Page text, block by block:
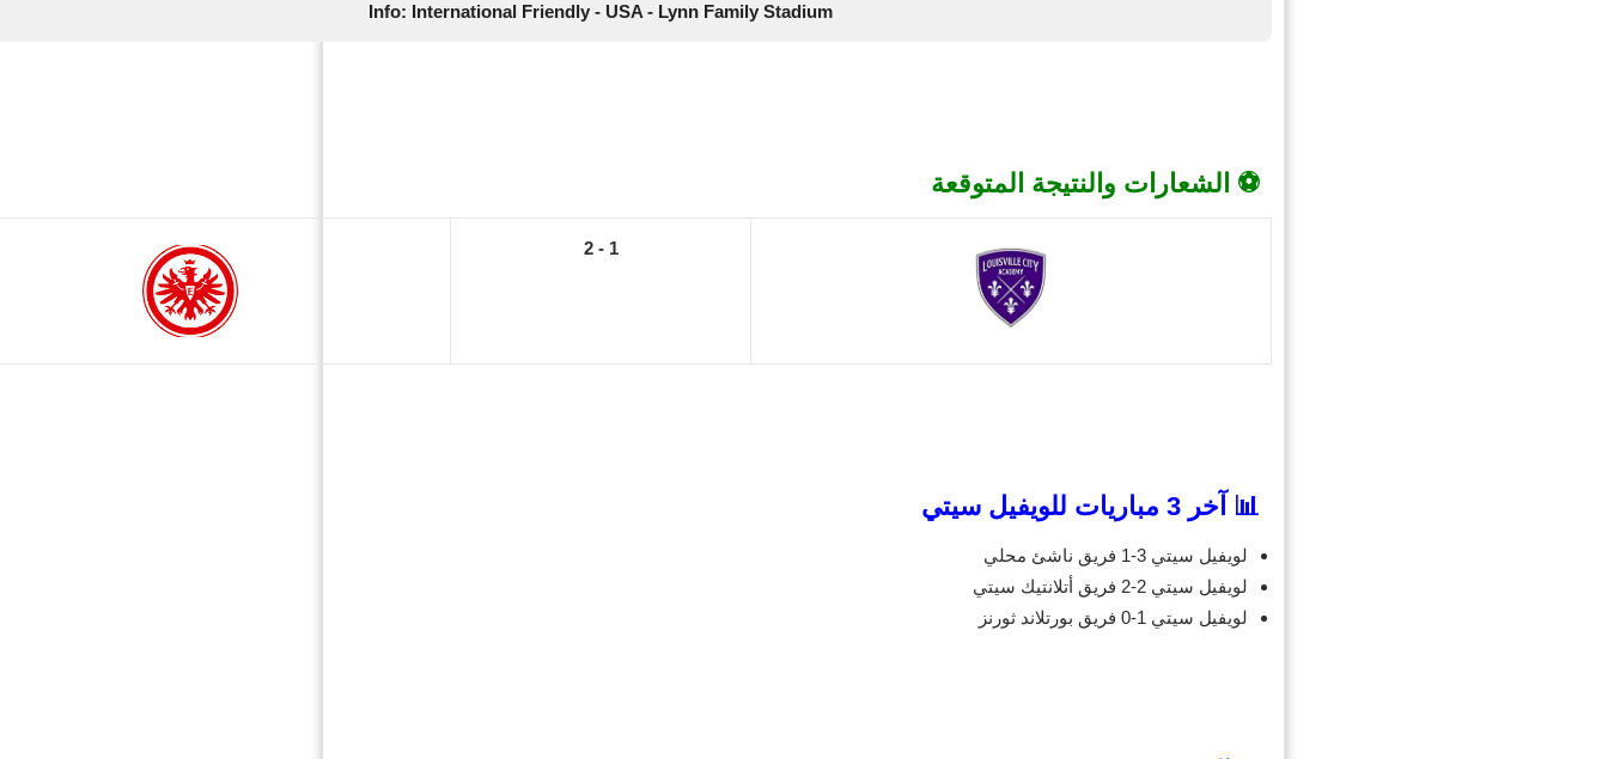
Info: International Friendly - USA - Lynn Family Stadium
⚽ الشعارات والنتيجة المتوقعة
1 - 2
📊 آخر 3 مباريات للويفيل سيتي
لويفيل سيتي 3-1 فريق ناشئ محلي
لويفيل سيتي 2-2 فريق أتلانتيك سيتي
لويفيل سيتي 1-0 فريق بورتلاند ثورنز